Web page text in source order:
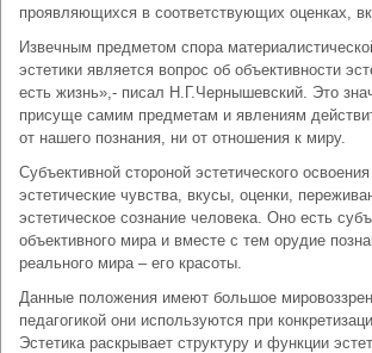
проявляющихся в соответствующих оценках,
Извечным предметом спора
эстетики является вопрос об объективности
есть жизнь»,- писал Н.Г.Чернышевский. Это
присуще самим предметам и явлениям
от нашего познания, ни от отношения к миру.
Субъективной стороной эстетического
эстетические чувства, вкусы, оценки,
эстетическое сознание человека. Оно есть
объективного мира и вместе с тем орудие
реального мира – его красоты.
Данные положения имеют большое
педагогикой они используются при
Эстетика раскрывает структуру и функции